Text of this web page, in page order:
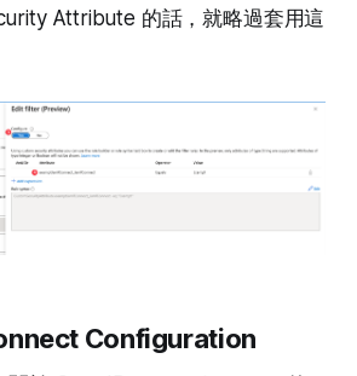
Attribute 的話，就略過套用這
Configuration